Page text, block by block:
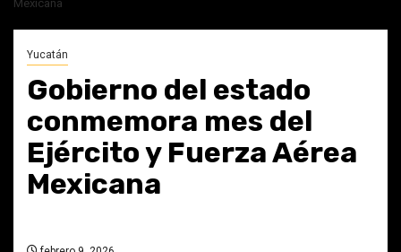
Mexicana
Yucatán
Gobierno del estado
conmemora mes del
Ejército y Fuerza Aérea
Mexicana